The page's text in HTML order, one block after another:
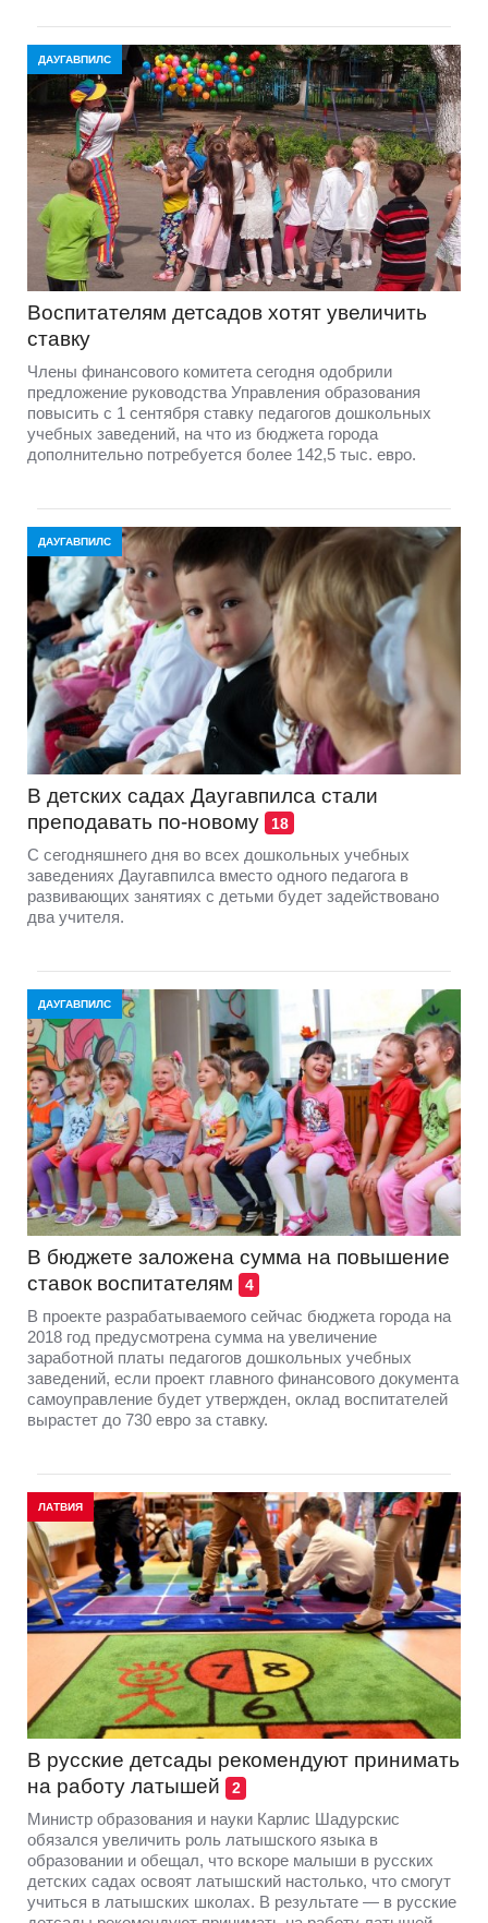
ДАУГАВПИЛС
Воспитателям детсадов хотят увеличить
ставку
Члены финансового комитета сегодня одобрили
предложение руководства Управления образования
повысить с 1 сентября ставку педагогов дошкольных
учебных заведений, на что из бюджета города
дополнительно потребуется более 142,5 тыс. евро.
ДАУГАВПИЛС
В детских садах Даугавпилса стали
преподавать по-новому
18
С сегодняшнего дня во всех дошкольных учебных
заведениях Даугавпилса вместо одного педагога в
развивающих занятиях с детьми будет задействовано
два учителя.
ДАУГАВПИЛС
В бюджете заложена сумма на повышение
ставок воспитателям
4
В проекте разрабатываемого сейчас бюджета города на
2018 год предусмотрена сумма на увеличение
заработной платы педагогов дошкольных учебных
заведений, если проект главного финансового документа
самоуправление будет утвержден, оклад воспитателей
вырастет до 730 евро за ставку.
ЛАТВИЯ
В русские детсады рекомендуют принимать
на работу латышей
2
Министр образования и науки Карлис Шадурскис
обязался увеличить роль латышского языка в
образовании и обещал, что вскоре малыши в русских
детских садах освоят латышский настолько, что смогут
учиться в латышских школах. В результате — в русские